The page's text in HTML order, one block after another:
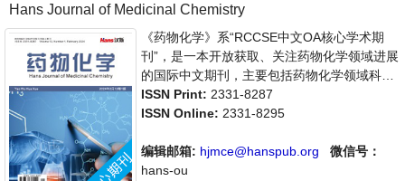
Hans Journal of Medicinal Chemistry
《药物化学》系“RCCSE中文OA核心学术期
刊”，是一本开放获取、关注药物化学领域进展
的国际中文期刊，主要包括药物化学领域科研
成果及科技信息的最新成果介绍，学者讨论，
某一领域的研究进展和专业评论等多方面的内
人员提供一个传播、分享和讨论药物化学领域
内不同方向问题与发展的交流平台。
ISSN Print: 2331-8287
ISSN Online: 2331-8295
编辑邮箱: hjmce@hanspub.org
微信号：
hans-ou